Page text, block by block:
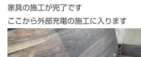
家具の施工が完了です
ここから外部充電の施工に入ります